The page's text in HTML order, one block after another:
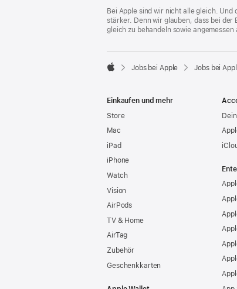
Footer
Bei Apple sind wir nicht alle gleich.
stärker. Denn wir glauben, dass bei
gleich zu behandeln sowie

Jobs bei Apple Jobs bei
Einkaufen und mehr
Store
Mac
iPad
iPhone
Watch
Vision
AirPods
TV & Home
AirTag
Zubehör
Geschenkkarten